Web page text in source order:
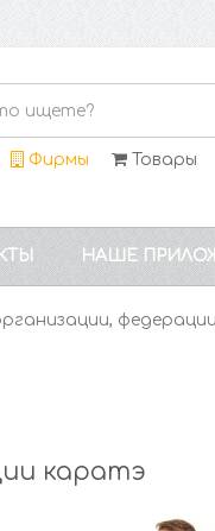
Фирмы Товары
НАШЕ
каратэ